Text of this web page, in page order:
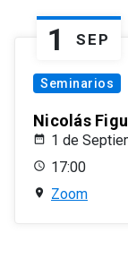
1 SEP
Seminarios
Nicolás
1 de
17:00
Zoom